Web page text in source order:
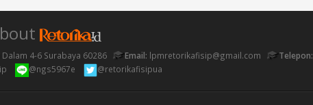
Dalam 4-6 Surabaya 60286 Email: lpmretorikafisip@gmail.com Telepon:
@ngs5967e @retorikafisipua